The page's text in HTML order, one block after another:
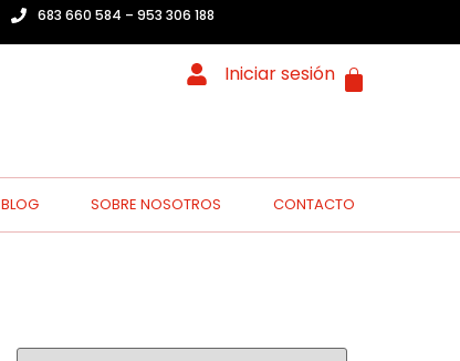
683 660 584 – 953 306 188
Iniciar sesión
BLOG SOBRE NOSOTROS CONTACTO